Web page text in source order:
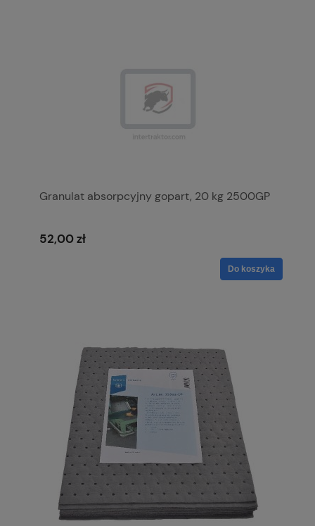
Granulat absorpcyjny gopart, 20 kg 2500GP
52,00 zł
Do koszyka